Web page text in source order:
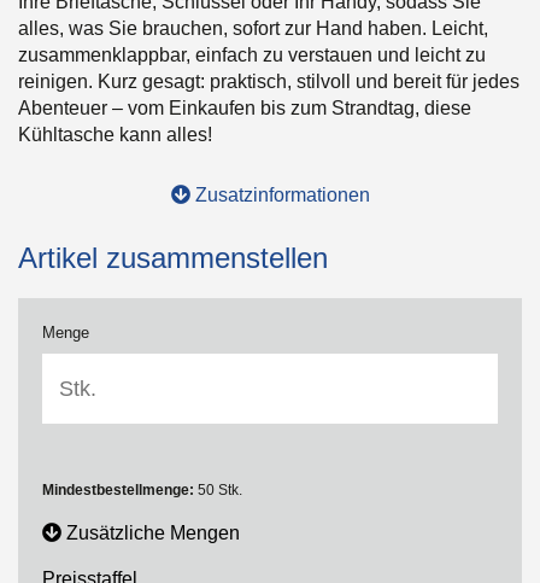
alles, was Sie brauchen, sofort zur Hand haben. Leicht,
zusammenklappbar, einfach zu verstauen und leicht zu
reinigen. Kurz gesagt: praktisch, stilvoll und bereit für jedes
Abenteuer – vom Einkaufen bis zum Strandtag, diese
Kühltasche kann alles!
Zusatzinformationen
Artikel zusammenstellen
Menge
Mindestbestellmenge: 50 Stk.
Zusätzliche Mengen
Preisstaffel